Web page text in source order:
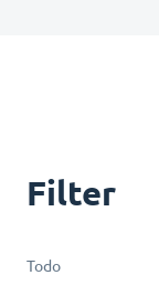
Filter
Todo